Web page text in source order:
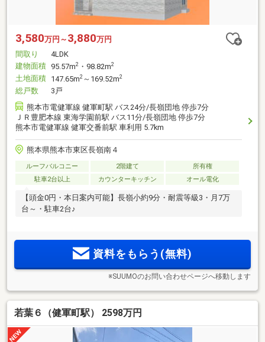
3,580万円～ 3,880万円
間取り
4LDK
建物面積 95.57m2 ・98.82m2
土地面積 147.65m2 ～169.52m2
総戸数
3戸
熊本市電健軍線 健軍町駅 バス24分/長嶺団地 停歩7分
ＪＲ豊肥本線 東海学園前駅 バス11分/長嶺団地 停歩7分
熊本市電健軍線 健軍交番前駅 車利用 5.7km
熊本県熊本市東区長嶺南４
ルーフバルコニー 2階建て
所有権
駐車2台以上
カウンターキッチン オール電化
【頭金0円・本日案内可能】長嶺小約9分・耐震等級3・月7万
台～・駐車2台♪
資料をもらう(無料)
※SUUMOのお問い合わせページへ移動します
若葉６（健軍町駅） 2598万円